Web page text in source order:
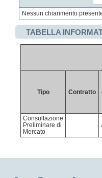
Nessun chiarimento
TABELLA
Tipo Contratto
Consultazione
Preliminare di
Mercato